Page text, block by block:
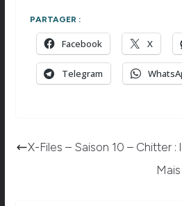
PARTAGER :
Facebook X
Telegram
X-Files – Saison 10 – Chitter :